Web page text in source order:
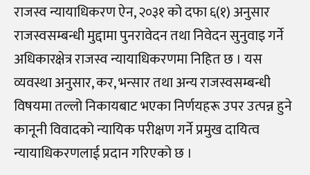
राजस्व न्यायाधिकरण ऐन, २०३१ को दफा ६(१) अनुसार
राजस्वसम्बन्धी मुद्दामा पुनरावेदन तथा निवेदन सुनुवाइ गर्ने
अधिकारक्षेत्र राजस्व न्यायाधिकरणमा निहित छ । यस
व्यवस्था अनुसार, कर, भन्सार तथा अन्य राजस्वसम्बन्धी
विषयमा तल्लो निकायबाट भएका निर्णयहरू उपर उत्पन्न हुने
कानूनी विवादको न्यायिक परीक्षण गर्ने प्रमुख दायित्व
न्यायाधिकरणलाई प्रदान गरिएको छ ।